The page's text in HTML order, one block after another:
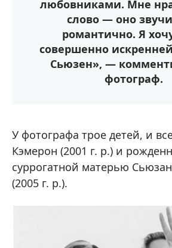
любовниками. Мне
слово — оно
романтично. Я
совершенно
Сьюзен», —
фотограф.
У фотографа трое детей, и
Кэмерон (2001 г. р.) и
суррогатной матерью
(2005 г. р.).